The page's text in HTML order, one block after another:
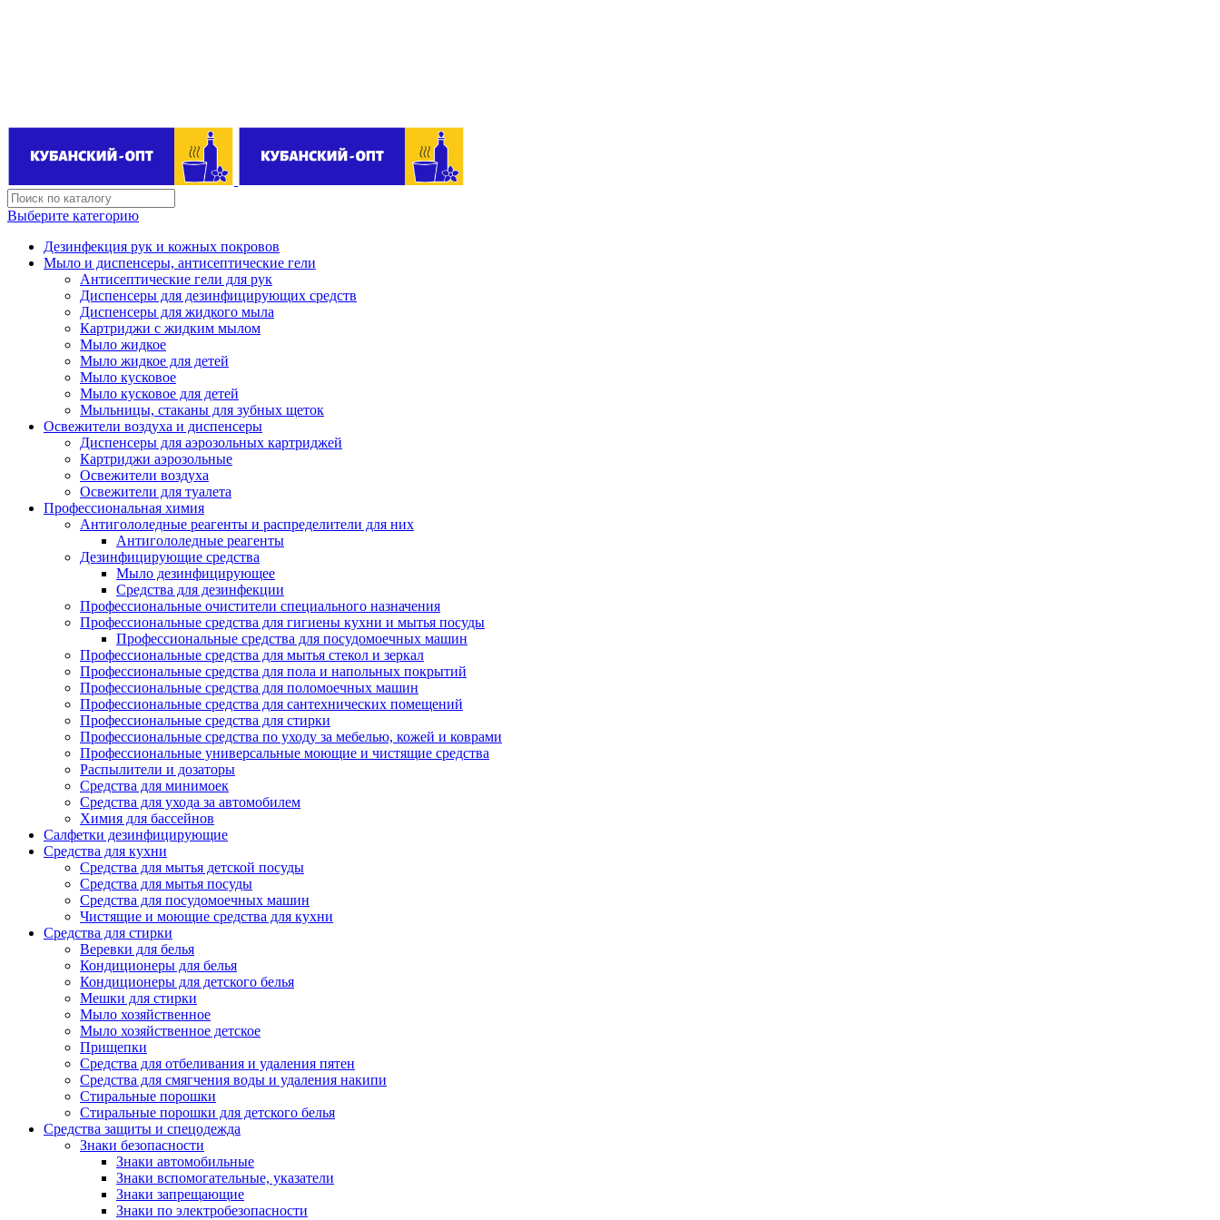
Выберите категорию
Дезинфекция рук и кожных покровов
Мыло и диспенсеры, антисептические гели
Антисептические гели для рук
Диспенсеры для дезинфицирующих средств
Диспенсеры для жидкого мыла
Картриджи с жидким мылом
Мыло жидкое
Мыло жидкое для детей
Мыло кусковое
Мыло кусковое для детей
Мыльницы, стаканы для зубных щеток
Освежители воздуха и диспенсеры
Диспенсеры для аэрозольных картриджей
Картриджи аэрозольные
Освежители воздуха
Освежители для туалета
Профессиональная химия
Антигололедные реагенты и распределители для них
Антигололедные реагенты
Дезинфицирующие средства
Мыло дезинфицирующее
Средства для дезинфекции
Профессиональные очистители специального назначения
Профессиональные средства для гигиены кухни и мытья посуды
Профессиональные средства для посудомоечных машин
Профессиональные средства для мытья стекол и зеркал
Профессиональные средства для пола и напольных покрытий
Профессиональные средства для поломоечных машин
Профессиональные средства для сантехнических помещений
Профессиональные средства для стирки
Профессиональные средства по уходу за мебелью, кожей и коврами
Профессиональные универсальные моющие и чистящие средства
Распылители и дозаторы
Средства для минимоек
Средства для ухода за автомобилем
Химия для бассейнов
Салфетки дезинфицирующие
Средства для кухни
Средства для мытья детской посуды
Средства для мытья посуды
Средства для посудомоечных машин
Чистящие и моющие средства для кухни
Средства для стирки
Веревки для белья
Кондиционеры для белья
Кондиционеры для детского белья
Мешки для стирки
Мыло хозяйственное
Мыло хозяйственное детское
Прищепки
Средства для отбеливания и удаления пятен
Средства для смягчения воды и удаления накипи
Стиральные порошки
Стиральные порошки для детского белья
Средства защиты и спецодежда
Знаки безопасности
Знаки автомобильные
Знаки вспомогательные, указатели
Знаки запрещающие
Знаки по электробезопасности